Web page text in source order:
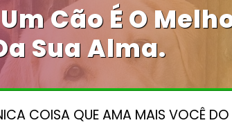
Cão É O
Sua Alma.
COISA QUE AMA MAIS VOCÊ